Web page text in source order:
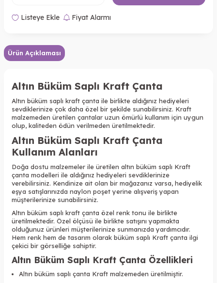
Listeye Ekle Fiyat Alarmı
Ürün Açıklaması
Altın Büküm Saplı Kraft Çanta
Altın büküm saplı kraft çanta ile birlikte aldığınız hediyeleri
sevdiklerinize çok daha özel bir şekilde sunabilirsiniz. Kraft
malzemeden üretilen çantalar uzun ömürlü kullanım için uygun
olup, kaliteden ödün verilmeden üretilmektedir.
Altın Büküm Saplı Kraft Çanta
Kullanım Alanları
Doğa dostu malzemeler ile üretilen altın büküm saplı Kraft
çanta modelleri ile aldığınız hediyeleri sevdiklerinize
verebilirsiniz. Kendinize ait olan bir mağazanız varsa, hediyelik
eşya satışlarınızda naylon poşet yerine alışveriş yapan
müşterilerinize sunabilirsiniz.
Altın büküm saplı kraft çanta özel renk tonu ile birlikte
üretilmektedir. Özel ölçüsü ile birlikte satışını yapmakta
olduğunuz ürünleri müşterilerinize sunmanızda yardımcıdır.
Hem renk hem de tasarım olarak büküm saplı Kraft çanta ilgi
çekici bir görselliğe sahiptir.
Altın Büküm Saplı Kraft Çanta Özellikleri
Altın büküm saplı çanta Kraft malzemeden üretilmiştir.